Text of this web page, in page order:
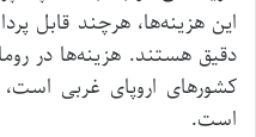
این هزینه‌ها، هرچند قابل
دقیق هستند. هزینه‌ها در
کشورهای اروپای غربی
است.